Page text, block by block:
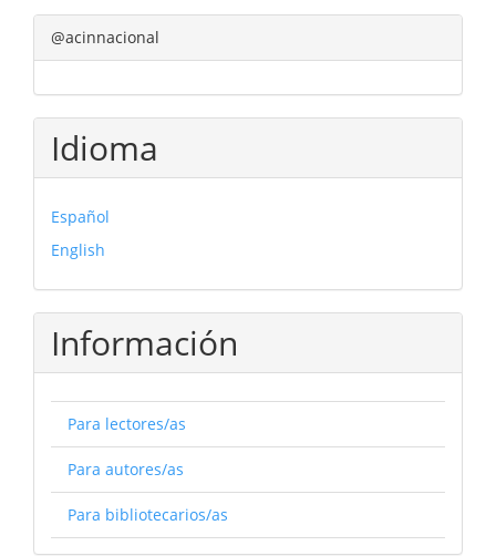
@acinnacional
Idioma
Español
English
Información
Para lectores/as
Para autores/as
Para bibliotecarios/as